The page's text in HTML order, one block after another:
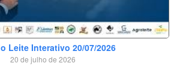
Leite Interativo 20/07/2026
20 de julho de 2026